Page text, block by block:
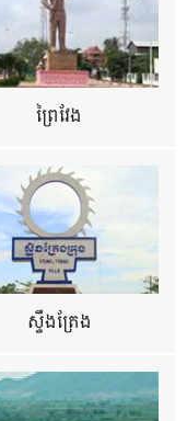
ព្រៃវែង
ស្ទឹងត្រែង